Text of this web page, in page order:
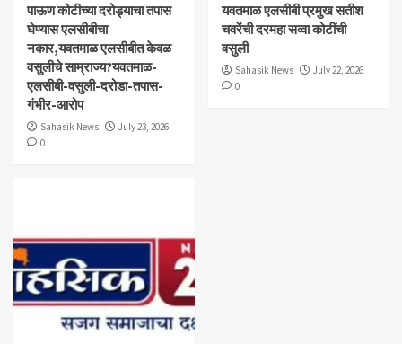
पाऊण कोटीच्या दरोड्याचा तपास
घेण्यास एलसीबीचा
नकार,यवतमाळ एलसीबीत केवळ
वसुलीचे साम्राज्य?यवतमाळ-
एलसीबी-वसुली-दरोडा-तपास-
गंभीर-आरोप
Sahasik News
July 23, 2026
0
यवतमाळ एलसीबी प्रमुख सतीश
चवरेंची दरमहा सव्वा कोटींची
वसुली
Sahasik News
July 22, 2026
0